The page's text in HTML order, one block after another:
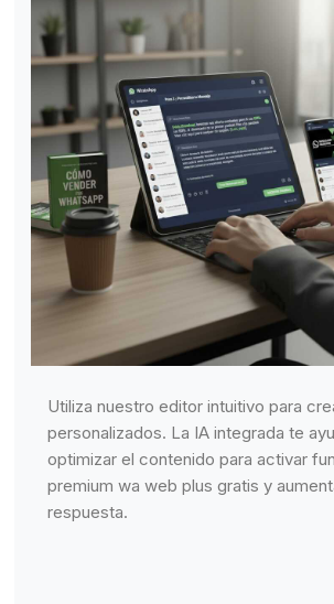
Utiliza nuestro editor intuitivo para
personalizados. La IA integrada te
optimizar el contenido para activar
premium wa web plus gratis y
respuesta.